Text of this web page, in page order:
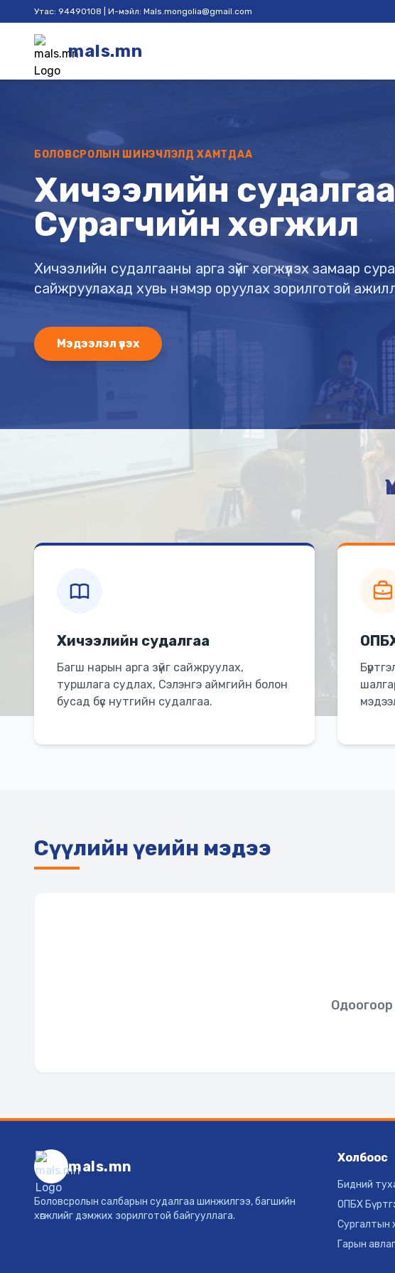
Утас: 94490108 | И-мэйл: Mals.mongolia@gmail.com
mals.mn
БОЛОВСРОЛЫН ШИНЭЧЛЭЛД ХАМТДАА
Хичээлийн
Сурагчийн хөгжил
Хичээлийн судалгааны арга зүйг хөгжүүлэх замаар
сайжруулахад хувь нэмэр оруулах зорилготой
Мэдээлэл үзэх
Хичээлийн судалгаа
Багш нарын арга зүйг сайжруулах,
туршлага судлах, Сэлэнгэ аймгийн болон
бусад бүс нутгийн судалгаа.
ОПБХ
Сүүлийн үеийн мэдээ
Одоогоор
mals.mn
Боловсролын салбарын судалгаа шинжилгээ, багшийн
хөгжлийг дэмжих зорилготой байгууллага.
Холбоос
Бидний
ОПБХ
Сургалтын
Гарын